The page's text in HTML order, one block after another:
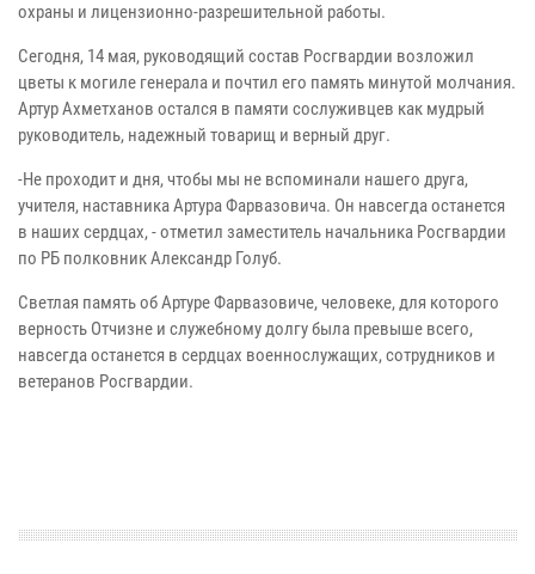
охраны и лицензионно-разрешительной работы.
Сегодня, 14 мая, руководящий состав Росгвардии возложил
цветы к могиле генерала и почтил его память минутой молчания.
Артур Ахметханов остался в памяти сослуживцев как мудрый
руководитель, надежный товарищ и верный друг.
-Не проходит и дня, чтобы мы не вспоминали нашего друга,
учителя, наставника Артура Фарвазовича. Он навсегда останется
в наших сердцах, - отметил заместитель начальника Росгвардии
по РБ полковник Александр Голуб.
Светлая память об Артуре Фарвазовиче, человеке, для которого
верность Отчизне и служебному долгу была превыше всего,
навсегда останется в сердцах военнослужащих, сотрудников и
ветеранов Росгвардии.